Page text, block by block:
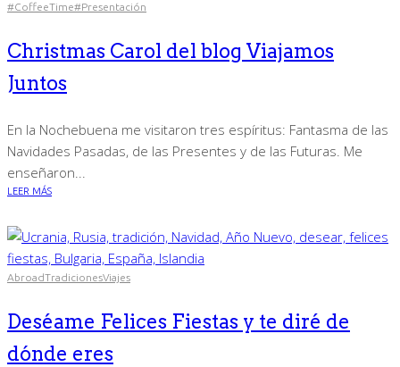
#CoffeeTime#Presentación
Christmas Carol del blog Viajamos
Juntos
En la Nochebuena me visitaron tres espíritus: Fantasma de las
Navidades Pasadas, de las Presentes y de las Futuras. Me
enseñaron...
LEER MÁS
AbroadTradicionesViajes
Deséame Felices Fiestas y te diré de
dónde eres